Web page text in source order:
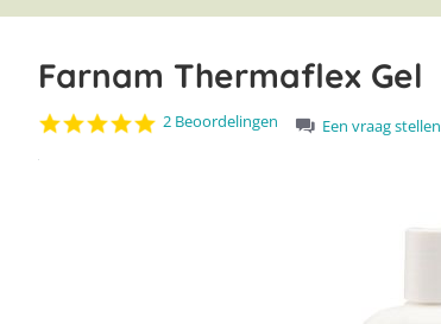
Farnam Thermaflex Gel
5.0
2 Beoordelingen
Een vraag stellen